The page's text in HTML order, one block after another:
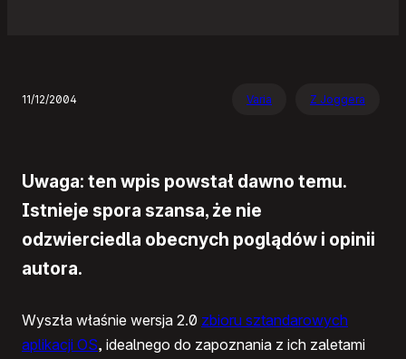
11/12/2004 Varia Z Joggera
Uwaga: ten wpis powstał dawno temu.
Istnieje spora szansa, że nie
odzwierciedla obecnych poglądów i opinii
autora.
Wyszła właśnie wersja 2.0 zbioru sztandarowych
aplikacji OS, idealnego do zapoznania z ich zaletami